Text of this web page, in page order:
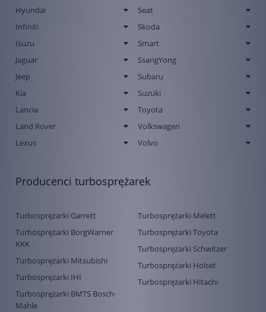
Hyundai
Infiniti
Isuzu
Jaguar
Jeep
Kia
Lancia
Land Rover
Lexus
Seat
Skoda
Smart
SsangYong
Subaru
Suzuki
Toyota
Volkswagen
Volvo
Producenci turbosprężarek
Turbosprężarki Garrett
Turbosprężarki BorgWarner
KKK
Turbosprężarki Mitsubishi
Turbosprężarki IHI
Turbosprężarki BMTS Bosch-
Mahle
Turbosprężarki Melett
Turbosprężarki Toyota
Turbosprężarki Schwitzer
Turbosprężarki Holset
Turbosprężarki Hitachi